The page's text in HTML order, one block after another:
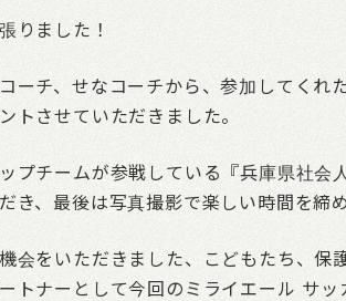
りました！
ーチ、せなコーチから、参加してくれ
トさせていただきました。
プチームが参戦している『兵庫県社
き、最後は写真撮影で楽しい時間を締
会をいただきました、こどもたち、保
トナーとして今回のミライエール サ